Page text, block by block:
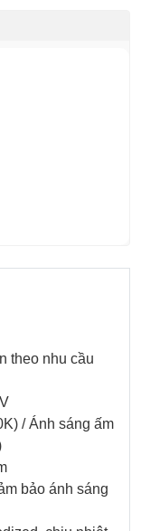
theo nhu cầu
/ Ánh sáng ấm
bảo ánh sáng